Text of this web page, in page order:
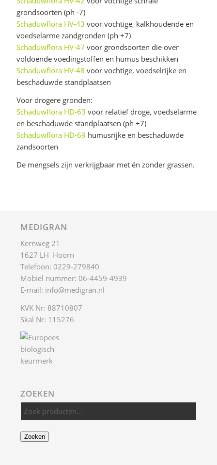
grondsoorten (ph -7)
Schaduwflora HV-43 voor vochtige, kalkhoudende en
voedselarme zandgronden (ph +7)
Schaduwflora HV-47 voor grondsoorten die over
voldoende voedingstoffen en humus beschikken
Schaduwflora HV-48 voor vochtige, voedselrijke en
beschaduwde standplaatsen
Voor drogere gronden:
Schaduwflora HD-63 voor relatief droge, voedselarme
en beschaduwde standplaatsen (ph +7)
Schaduwflora HD-69 humusrijke en beschaduwde
zandsoorten
De mengsels zijn verkrijgbaar met én zonder grassen.
MEDIGRAN
Kernweg 21
1627 LH Hoorn
Telefoon: 0229-279840
Mobiel nummer: 06-4459-4939
E-mail: info@medigran.nl
KVK Nr: 88710807
Skal Nr: 115276
ZOEKEN
Zoeken